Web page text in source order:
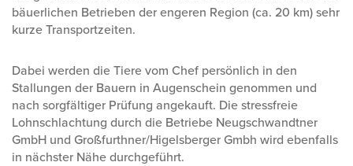
bäuerlichen Betrieben der engeren Region (ca. 20 km) sehr
kurze Transportzeiten.
Dabei werden die Tiere vom Chef persönlich in den
Stallungen der Bauern in Augenschein genommen und
nach sorgfältiger Prüfung angekauft. Die stressfreie
Lohnschlachtung durch die Betriebe Neu­gschwandtner
GmbH und Großfurthner/Higelsberger Gmbh wird ebenfalls
in nächster Nähe durchgeführt.